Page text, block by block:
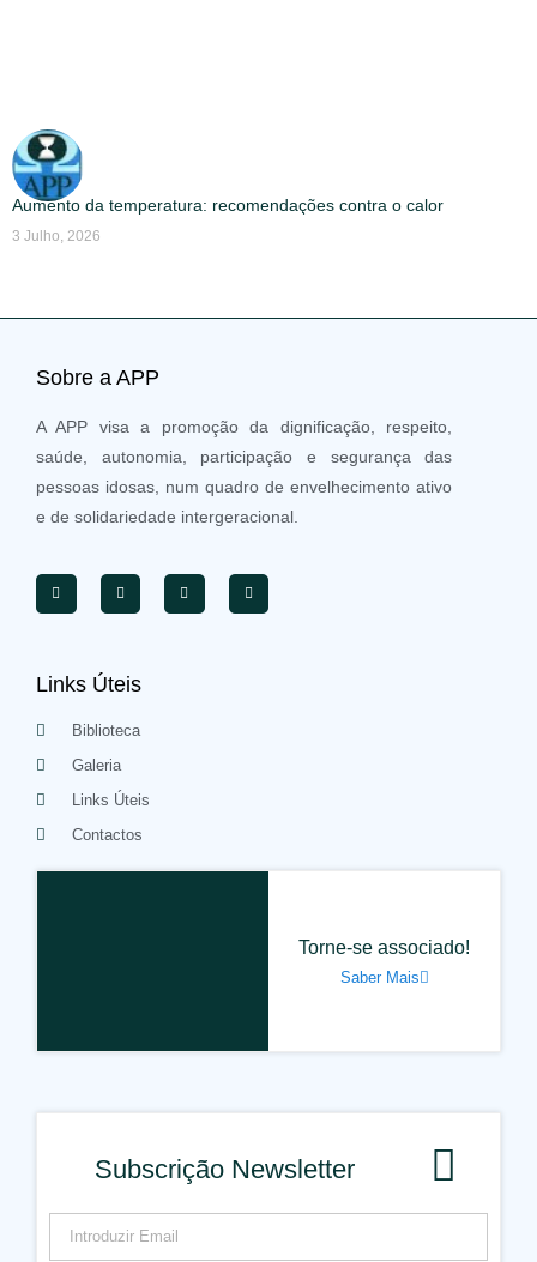
Aumento da temperatura: recomendações contra o calor
3 Julho, 2026
Sobre a APP
A APP visa a promoção da dignificação, respeito,
saúde, autonomia, participação e segurança das
pessoas idosas, num quadro de envelhecimento ativo
e de solidariedade intergeracional.
Links Úteis
Biblioteca
Galeria
Links Úteis
Contactos
Torne-se associado!
Saber Mais
Subscrição Newsletter